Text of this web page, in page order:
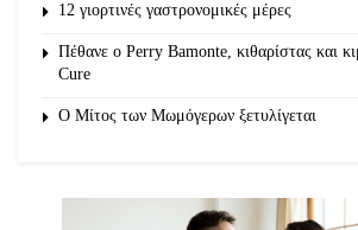
12 γιορτινές γαστρονομικές μέρες
Πέθανε ο Perry Bamonte, κιθαρίστας και
Cure
O Μίτος των Μωμόγερων ξετυλίγεται